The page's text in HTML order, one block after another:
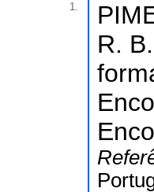
1.
R.